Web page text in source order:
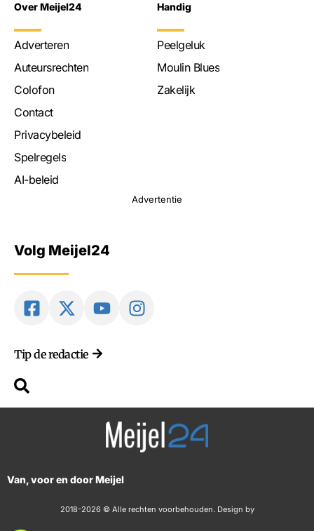
Over Meijel24
Adverteren
Auteursrechten
Colofon
Contact
Privacybeleid
Spelregels
AI-beleid
Handig
Peelgeluk
Moulin Blues
Zakelijk
Advertentie
Volg Meijel24
Tip de redactie
Van, voor en door Meijel
2018-2026 © Alle rechten voorbehouden. Design by